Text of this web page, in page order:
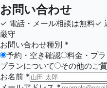
お問い合わせ
✓ 電話・メール相談は無料✓
厳守
お問い合わせ種別 *
予約・空き確認
料金・プ
プランについて
その他のご
お名前 *